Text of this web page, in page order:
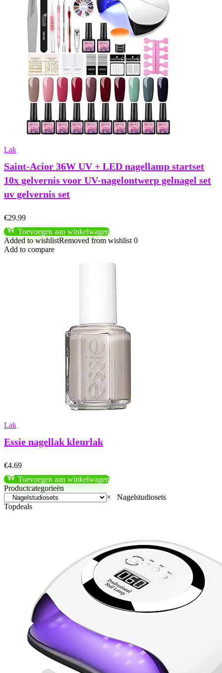
Lak
Saint-Acior 36W UV + LED nagellamp startset
10x gelvernis voor UV-nagelontwerp gelnagel set
uv gelvernis set
€29.99
Toevoegen aan winkelwagen
Added to wishlistRemoved from wishlist 0
Add to compare
Lak
Essie nagellak kleurlak
€4.69
Toevoegen aan winkelwagen
Productcategorieën
× Nagelstudiosets
Topdeals